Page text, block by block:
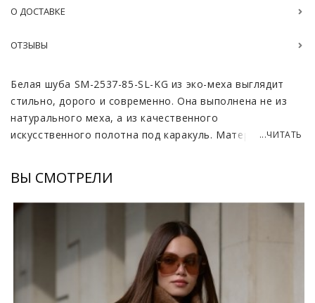
О ДОСТАВКЕ
ОТЗЫВЫ
Белая шуба SM-2537-85-SL-KG из эко-меха выглядит
стильно, дорого и современно. Она выполнена не из
натурального меха, а из качественного
искусственного полотна под каракуль. Материал
мягким, текстурным и визуально объёмным. По
плотности и внешнему виду изделие передаёт
ощущение тепла и комфорта. Длина 80–85 см при
желании может корректироваться, что делает модель
универсальной для разного роста и типа фигуры.
Оттенок ваниль подчёркивает нежность шубы, делает
её универсальной: такой цвет легко сочетается как с
...ЧИТАТЬ
ВЫ СМОТРЕЛИ